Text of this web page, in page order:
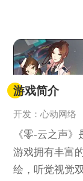
游戏简介
开发：心动网络
《零-云之声
游戏拥有丰富
绘，听觉视觉